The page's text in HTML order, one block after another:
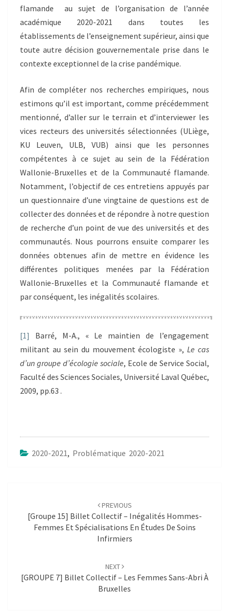
flamande au sujet de l’organisation de l’année
académique 2020-2021 dans toutes les
établissements de l’enseignement supérieur, ainsi que
toute autre décision gouvernementale prise dans le
contexte exceptionnel de la crise pandémique.
Afin de compléter nos recherches empiriques, nous
estimons qu’il est important, comme précédemment
mentionné, d’aller sur le terrain et d’interviewer les
vices recteurs des universités sélectionnées (ULiège,
KU Leuven, ULB, VUB) ainsi que les personnes
compétentes à ce sujet au sein de la Fédération
Wallonie-Bruxelles et de la Communauté flamande.
Notamment, l’objectif de ces entretiens appuyés par
un questionnaire d’une vingtaine de questions est de
collecter des données et de répondre à notre question
de recherche d’un point de vue des universités et des
communautés. Nous pourrons ensuite comparer les
données obtenues afin de mettre en évidence les
différentes politiques menées par la Fédération
Wallonie-Bruxelles et la Communauté flamande et
par conséquent, les inégalités scolaires.
[1] Barré, M-A., « Le maintien de l’engagement
militant au sein du mouvement écologiste »,Le cas
d’un groupe d’écologie sociale, Ecole de Service Social,
Faculté des Sciences Sociales, Université Laval Québec,
2009, pp.63 .
2020-2021, Problématique 2020-2021
PREVIOUS
[Groupe 15] Billet Collectif – Inégalités Hommes-
Femmes Et Spécialisations En Études De Soins
Infirmiers
NEXT
[GROUPE 7] Billet Collectif – Les Femmes Sans-Abri À
Bruxelles